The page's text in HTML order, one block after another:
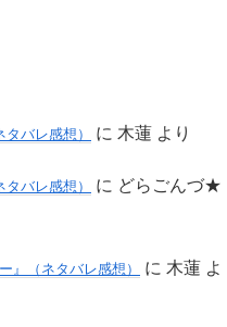
バレ感想） に 木蓮 より
バレ感想） に どらごんづ★
』（ネタバレ感想） に 木蓮 よ